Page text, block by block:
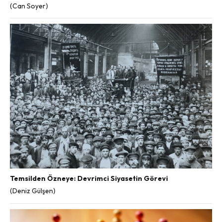
(Can Soyer)
Temsilden Özneye: Devrimci Siyasetin Görevi
(Deniz Gülşen)